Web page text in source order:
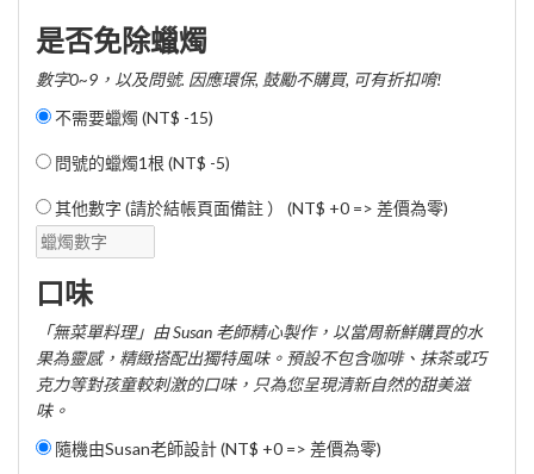
是否免除蠟燭
數字0~9，以及問號. 因應環保, 鼓勵不購買, 可有折扣唷!
不需要蠟燭 (NT$ -15)
問號的蠟燭1根 (NT$ -5)
其他數字 (請於結帳頁面備註 ） (NT$ +0 => 差價為零)
口味
「無菜單料理」由 Susan 老師精心製作，以當周新鮮購買的水
果為靈感，精緻搭配出獨特風味。預設不包含咖啡、抹茶或巧
克力等對孩童較刺激的口味，只為您呈現清新自然的甜美滋
味。
隨機由Susan老師設計 (NT$ +0 => 差價為零)